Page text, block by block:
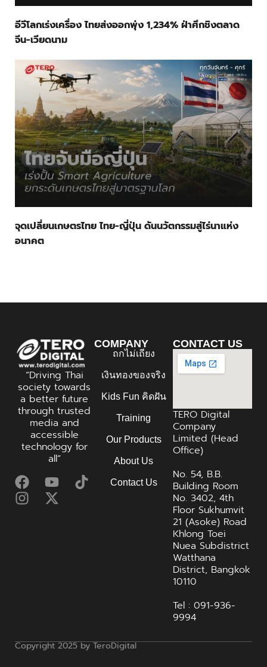
อีวีโลกเร่งเครื่อง ไทยส่งออกพุ่ง 1,234% ฝ่าศึกชิงตลาด
จีน-เวียดนาม
จุดเปลี่ยนเกษตรไทย ไทย-ญี่ปุ่น ดันนวัตกรรมสู่ไร่นาแห่ง
อนาคต
“Driving Thai
society towards
a better future
through trusted
media and
accessible
technology for
all”
COMPANY
ถกไม่เถียง
เงินทองของจริง
Kids Fun คิดฝัน
Training
Our Products
About Us
Contact Us
CONTACT US
TERO Digital
Company
Limited (Head
Office)
No. 54, B.B.
Building Room
No. 3402, 4th
Floor Sukhumvit
21 (Asoke) Road
Khlong Toei
Nuea Subdistrict
Watthana
District, Bangkok
10110
Tel : 091-936-
9994
Copyright 2025 by TeroDigital